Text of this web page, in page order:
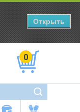
0
Открыть